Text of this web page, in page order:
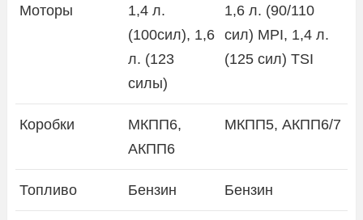
Моторы
1,4 л.
(100сил), 1,6
л. (123
силы)
1,6 л. (90/110
сил) MPI, 1,4 л.
(125 сил) TSI
Коробки
МКПП6,
АКПП6
МКПП5, АКПП6/7
Топливо Бензин Бензин